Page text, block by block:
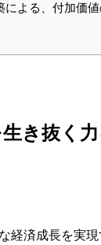
よる、付加価
き抜く
経済成長を実